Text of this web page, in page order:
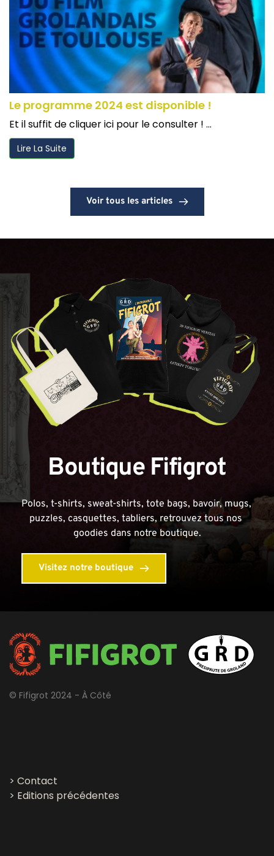
Le programme 2024 est disponible !
Et il suffit de cliquer ici pour le consulter ! ...
Lire La Suite
Voir tous les articles
Boutique Fifigrot
Polos, t-shirts, sweat-shirts, tote bags, bavoir, mugs,
puzzles, casquettes, tabliers, retrouvez tous nos
goodies dans notre boutique.
Visitez notre boutique
© Fifigrot 2024 - À Côté
> Contact
> Editions précédentes